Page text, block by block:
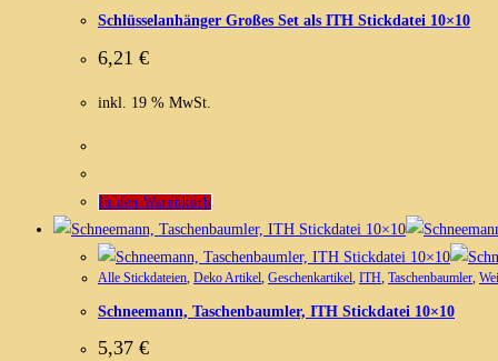
Schlüsselanhänger Großes Set als ITH Stickdatei 10×10
6,21 €
inkl. 19 % MwSt.
In den Warenkorb
Alle Stickdateien, Deko Artikel, Geschenkartikel, ITH, Taschenbaumler,
Schneemann, Taschenbaumler, ITH Stickdatei 10×10
5,37 €